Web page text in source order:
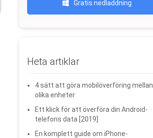
Gratis nedladdning
Heta artiklar
4 sätt att göra mobilöverföring mellan
olika enheter
Ett klick för att överföra din Android-
telefons data [2019]
En komplett guide om iPhone-